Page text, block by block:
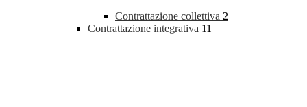
Contrattazione collettiva 2
Contrattazione integrativa 11